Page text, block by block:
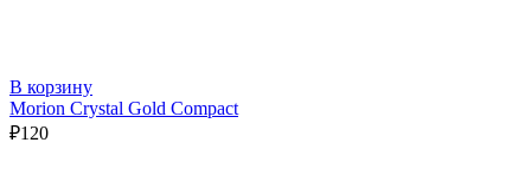
В корзину
Morion Crystal Gold Compact
₽120